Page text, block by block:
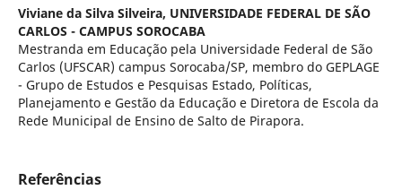
Viviane da Silva Silveira, UNIVERSIDADE FEDERAL DE SÃO
CARLOS - CAMPUS SOROCABA
Mestranda em Educação pela Universidade Federal de São
Carlos (UFSCAR) campus Sorocaba/SP, membro do GEPLAGE
- Grupo de Estudos e Pesquisas Estado, Políticas,
Planejamento e Gestão da Educação e Diretora de Escola da
Rede Municipal de Ensino de Salto de Pirapora.
Referências